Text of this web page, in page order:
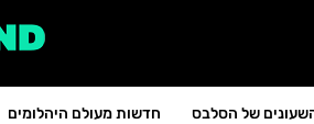
של הסלבס חדשות מעולם היהלומים